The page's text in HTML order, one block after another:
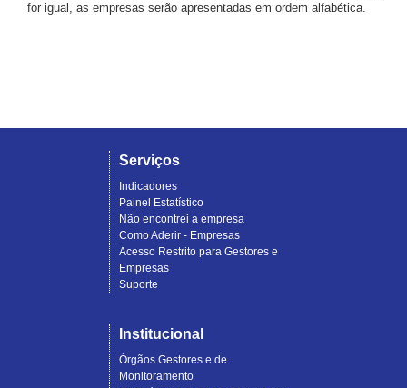
for igual, as empresas serão apresentadas em ordem alfabética.
Serviços
Indicadores
Painel Estatístico
Não encontrei a empresa
Como Aderir - Empresas
Acesso Restrito para Gestores e
Empresas
Suporte
Institucional
Órgãos Gestores e de
Monitoramento